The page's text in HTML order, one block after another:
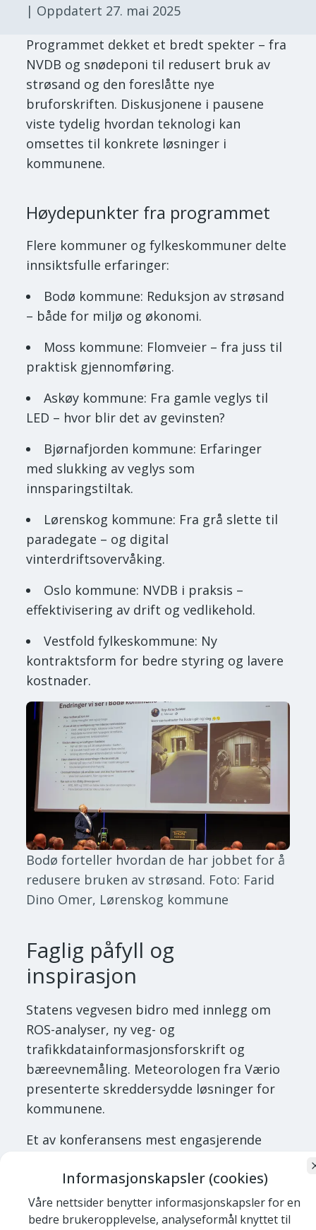
| Oppdatert 27. mai 2025
Programmet dekket et bredt spekter – fra
NVDB og snødeponi til redusert bruk av
strøsand og den foreslåtte nye
bruforskriften. Diskusjonene i pausene
viste tydelig hvordan teknologi kan
omsettes til konkrete løsninger i
kommunene.
Høydepunkter fra programmet
Flere kommuner og fylkeskommuner delte
innsiktsfulle erfaringer:
Bodø kommune: Reduksjon av strøsand
– både for miljø og økonomi.
Moss kommune: Flomveier – fra juss til
praktisk gjennomføring.
Askøy kommune: Fra gamle veglys til
LED – hvor blir det av gevinsten?
Bjørnafjorden kommune: Erfaringer
med slukking av veglys som
innsparingstiltak.
Lørenskog kommune: Fra grå slette til
paradegate – og digital
vinterdriftsovervåking.
Oslo kommune: NVDB i praksis –
effektivisering av drift og vedlikehold.
Vestfold fylkeskommune: Ny
kontraktsform for bedre styring og lavere
kostnader.
Bodø forteller hvordan de har jobbet for å
redusere bruken av strøsand. Foto: Farid
Dino Omer, Lørenskog kommune
Faglig påfyll og
inspirasjon
Statens vegvesen bidro med innlegg om
ROS-analyser, ny veg- og
trafikkdatainformasjonsforskrift og
bæreevnemåling. Meteorologen fra Værio
presenterte skreddersydde løsninger for
kommunene.
Et av konferansens mest engasjerende
NSM, som snakket om digital sikkerhet i
en usikker tid. Hans budskap om
bevissthet, samarbeid og langsiktig
Informasjonskapsler (cookies)
Våre nettsider benytter informasjonskapsler for en
bedre brukeropplevelse, analyseformål knyttet til